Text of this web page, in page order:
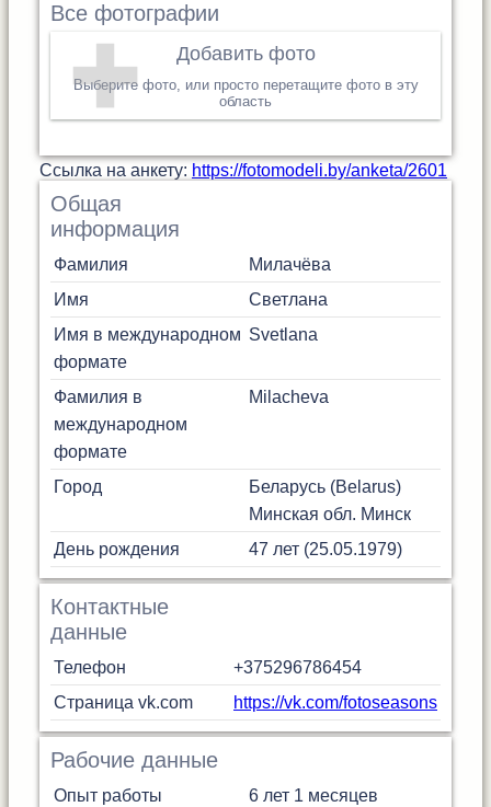
Все фотографии
Добавить фото
Выберите фото, или просто перетащите фото в эту
область
Cсылка на анкету: https://fotomodeli.by/anketa/2601
Общая
информация
Фамилия
Милачёва
Имя
Светлана
Имя в международном
формате
Svetlana
Фамилия в
международном
формате
Milacheva
Город
Беларусь (Belarus)
Минская обл. Минск
День рождения
47 лет (25.05.1979)
Контактные
данные
Телефон
+375296786454
Страница vk.com
https://vk.com/fotoseasons
Рабочие данные
Опыт работы
6 лет 1 месяцев